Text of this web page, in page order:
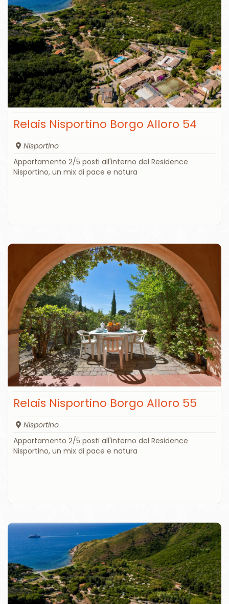
Relais Nisportino Borgo Alloro 54
Nisportino
Appartamento 2/5 posti all'interno del Residence
Nisportino, un mix di pace e natura
Relais Nisportino Borgo Alloro 55
Nisportino
Appartamento 2/5 posti all'interno del Residence
Nisportino, un mix di pace e natura